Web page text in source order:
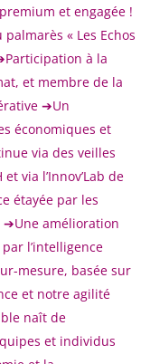
et engagée !
« Les Echos
à la
et membre de la
➔Un
économiques et
via des veilles
via l’Innov’Lab de
étayée par les
➔Une amélioration
l’intelligence
mesure, basée sur
et notre agilité
naît de
et individus